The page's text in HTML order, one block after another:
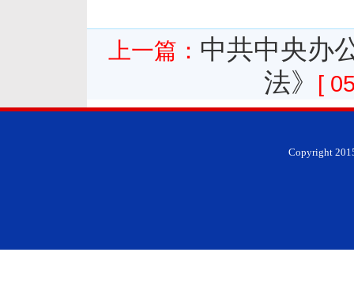
上一篇： 中共中央办
法》
[
Copyright